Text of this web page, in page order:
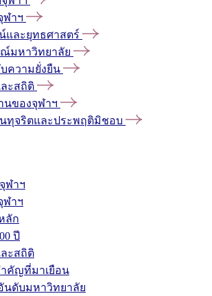
ฬาฯ
และยุทธศาสตร์
มหาวิทยาลัย
ความยั่งยืน
ะสถิติ
นของจุฬาฯ
นทุจริตและประพฤติมิชอบ
ฬาฯ
ฬาฯ
ลัก
ปี
ะสถิติ
คัญที่มาเยือน
นดับมหาวิทยาลัย